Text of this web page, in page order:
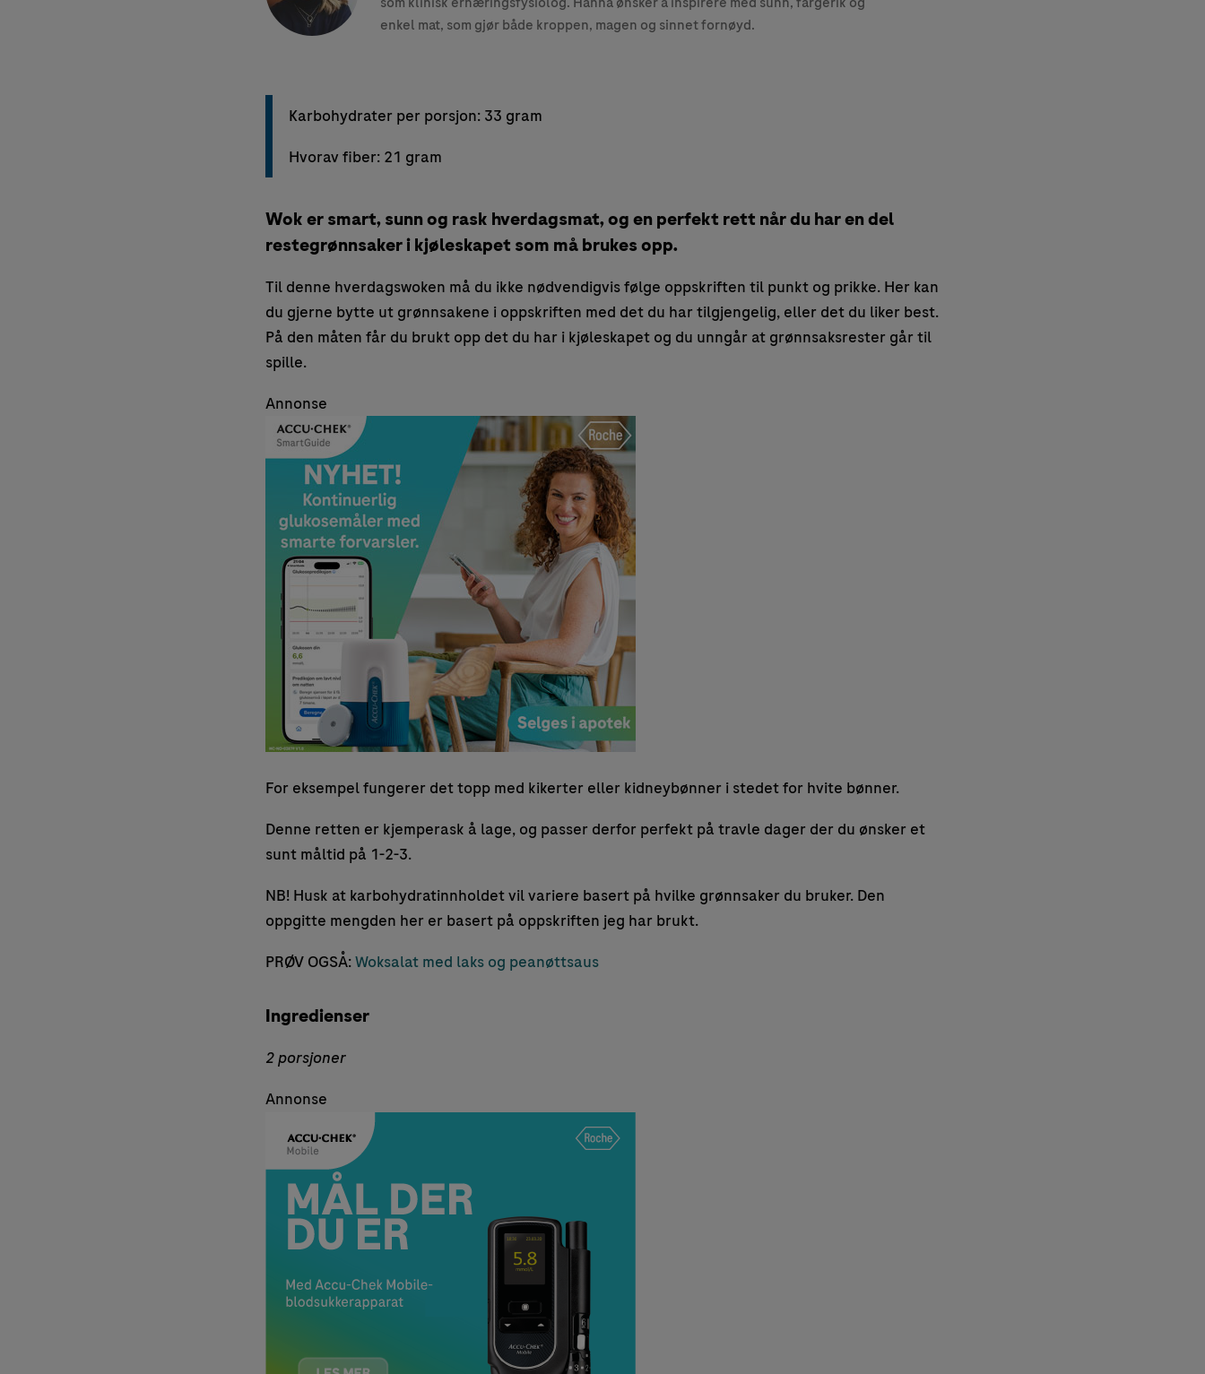
enkel mat, som gjør både kroppen, magen og sinnet fornøyd.
Karbohydrater per porsjon: 33 gram
Hvorav fiber: 21 gram
Wok er smart, sunn og rask hverdagsmat, og en perfekt rett når du har en del
restegrønnsaker i kjøleskapet som må brukes opp.
Til denne hverdagswoken må du ikke nødvendigvis følge oppskriften til punkt og prikke. Her kan
du gjerne bytte ut grønnsakene i oppskriften med det du har tilgjengelig, eller det du liker best.
På den måten får du brukt opp det du har i kjøleskapet og du unngår at grønnsaksrester går til
spille.
Annonse
For eksempel fungerer det topp med kikerter eller kidneybønner i stedet for hvite bønner.
Denne retten er kjemperask å lage, og passer derfor perfekt på travle dager der du ønsker et
sunt måltid på 1-2-3.
NB! Husk at karbohydratinnholdet vil variere basert på hvilke grønnsaker du bruker. Den
oppgitte mengden her er basert på oppskriften jeg har brukt.
PRØV OGSÅ:Woksalat med laks og peanøttsaus
Ingredienser
2 porsjoner
Annonse